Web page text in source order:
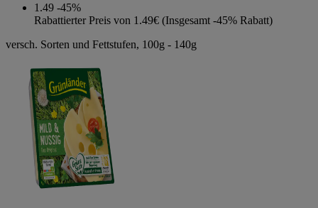
1.49 -45%
Rabattierter Preis von 1.49€ (Insgesamt -45% Rabatt)
versch. Sorten und Fettstufen, 100g - 140g